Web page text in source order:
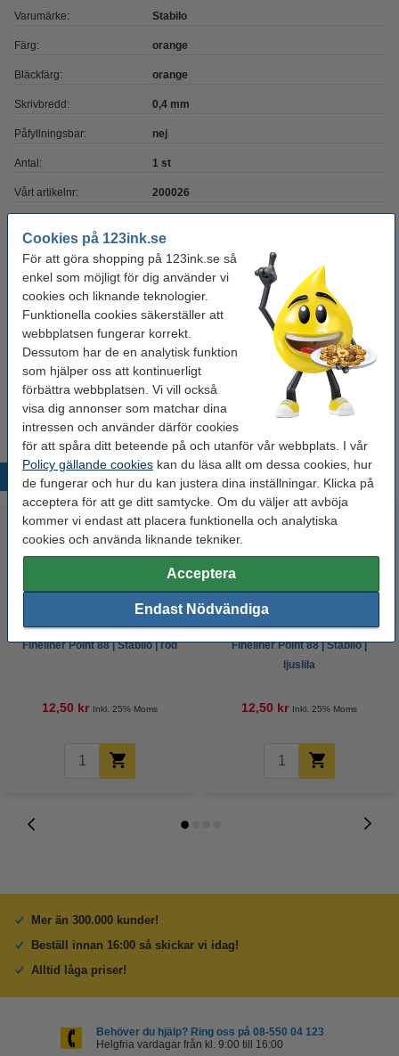
Cookies på 123ink.se
För att göra shopping på 123ink.se så
enkel som möjligt för dig använder vi
cookies och liknande teknologier.
Funktionella cookies säkerställer att
webbplatsen fungerar korrekt.
Dessutom har de en analytisk funktion
som hjälper oss att kontinuerligt
förbättra webbplatsen. Vi vill också
visa dig annonser som matchar dina
intressen och använder därför cookies
för att spåra ditt beteende på och utanför vår webbplats. I vår
Policy gällande cookies kan du läsa allt om dessa cookies, hur
de fungerar och hur du kan justera dina inställningar. Klicka på
acceptera för att ge ditt samtycke. Om du väljer att avböja
kommer vi endast att placera funktionella och analytiska
cookies och använda liknande tekniker.
Acceptera
Endast Nödvändiga
Varumärke: Stabilo
Färg: orange
Bläckfärg: orange
Skrivbredd: 0,4 mm
Påfyllningsbar: nej
Antal: 1 st
Vårt artikelnr: 200026
Behöver du fler?
Köp10st för endast
95 kr
Glöm inte att beställa!
Millimeterblock A4 | 80g | 123ink | 25 ark
24 kr
Populära produkter
Fineliner Point 88 | Stabilo | röd
12,50 kr Inkl. 25% Moms
Fineliner Point 88 | Stabilo |
ljuslila
12,50 kr Inkl. 25% Moms
Mer än 300.000 kunder!
Beställ innan 16:00 så skickar vi idag!
Alltid låga priser!
Behöver du hjälp? Ring oss på 08-550 04 123
Helgfria vardagar från kl. 9:00 till 16:00